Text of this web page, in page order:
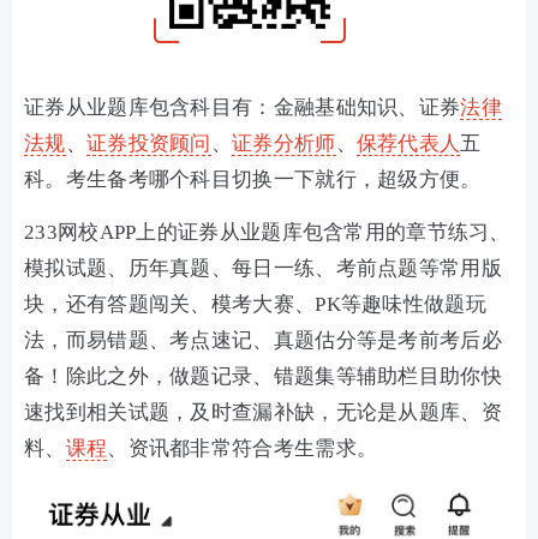
证券从业题库包含科目有：金融基础知识、证券法律
法规、 证券投资顾问 、证券分析师、 保荐代表人五
科。考生备考哪个科目切换一下就行，超级方便。
233网校APP上的证券从业题库包含常用的章节练习、
模拟试题、历年真题、每日一练、 考前点题等常用版
块，还有答题闯关、模考大赛、PK等趣味性做题玩
法，而易错题、考点速记、 真题估分等是考前考后必
备！除此之外，做题记录、错题集等辅助栏目助你快
速找到相关试题，及时查漏补缺，无论是从题库、资
料、 课程、资讯都非常符合考生需求。